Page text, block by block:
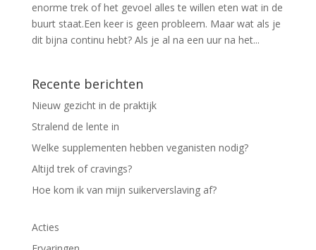
enorme trek of het gevoel alles te willen eten wat in de
buurt staat.Een keer is geen probleem. Maar wat als je
dit bijna continu hebt? Als je al na een uur na het...
Recente berichten
Nieuw gezicht in de praktijk
Stralend de lente in
Welke supplementen hebben veganisten nodig?
Altijd trek of cravings?
Hoe kom ik van mijn suikerverslaving af?
Acties